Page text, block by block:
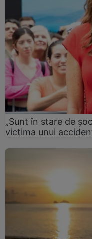
„Sunt în stare de
victima unui